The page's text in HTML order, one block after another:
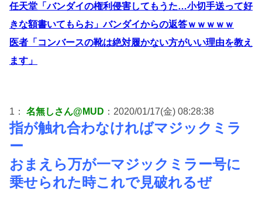
任天堂「バンダイの権利侵害してもうた…小切手送って好
きな額書いてもらお」バンダイからの返答ｗｗｗｗｗ
医者「コンバースの靴は絶対履かない方がいい理由を教え
ます」
1： 名無しさん@MUD ：2020/01/17(金) 08:28:38
指が触れ合わなければマジックミラ
ー
おまえら万が一マジックミラー号に
乗せられた時これで見破れるぜ